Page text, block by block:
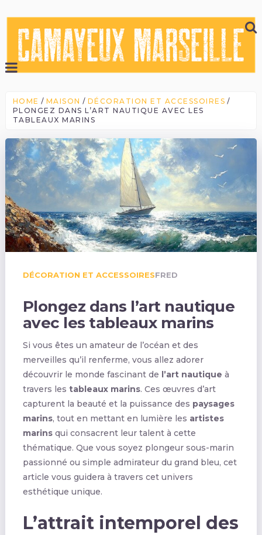
HOME MAISON
DÉCORATION ET ACCESSOIRES
PLONGEZ DANS L’ART NAUTIQUE AVEC LES
TABLEAUX MARINS
DÉCORATION ET ACCESSOIRESFRED
Plongez dans l’art nautique
avec les tableaux marins
Si vous êtes un amateur de l’océan et des
merveilles qu’il renferme, vous allez adorer
découvrir le monde fascinant de l’art nautique à
travers les tableaux marins. Ces œuvres d’art
capturent la beauté et la puissance des paysages
marins, tout en mettant en lumière les artistes
marinsqui consacrent leur talent à cette
thématique. Que vous soyez plongeur sous-marin
passionné ou simple admirateur du grand bleu, cet
article vous guidera à travers cet univers
esthétique unique.
L’attrait intemporel des